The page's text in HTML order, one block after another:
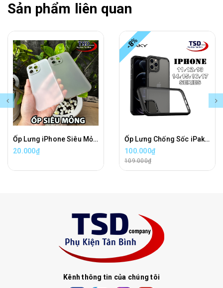
Sản phẩm liên quan
Ốp Lưng iPhone Siêu Mỏng Trong Nhám UniBody
20.000₫
-8%
Ốp Lưng Chống Sốc iPaky Cho iPhone 11, 12, 13, 14, 15, 16, 17 Series Chính Hãng
100.000₫
109.000₫
Kênh thông tin của chúng tôi